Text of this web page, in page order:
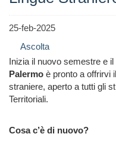
25-feb-2025
Ascolta
Inizia il nuovo semestre e il
Palermo è pronto a offrirvi
straniere, aperto a tutti gli
Territoriali.
Cosa c’è di nuovo?